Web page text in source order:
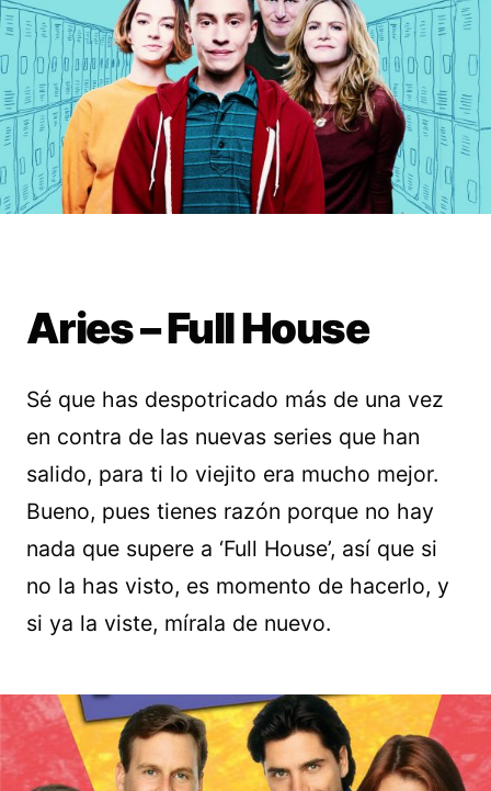
Aries – Full House
Sé que has despotricado más de una vez
en contra de las nuevas series que han
salido, para ti lo viejito era mucho mejor.
Bueno, pues tienes razón porque no hay
nada que supere a ‘Full House’, así que si
no la has visto, es momento de hacerlo, y
si ya la viste, mírala de nuevo.